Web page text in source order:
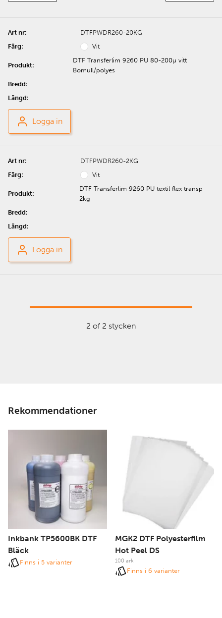
DTFPWDR260-20KG
Vit
DTF Transferlim 9260 PU 80-200µ vitt
Bomull/polyes
Logga in
DTFPWDR260-2KG
Vit
DTF Transferlim 9260 PU textil flex transp
2kg
Logga in
2 of 2 stycken
Rekommendationer
Inkbank TP5600BK DTF
Bläck
Finns i 5 varianter
MGK2 DTF Polyesterfilm
Hot Peel DS
100 ark
Finns i 6 varianter